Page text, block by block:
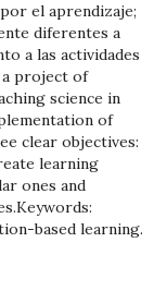
el aprendizaje;
diferentes a
a las actividades
a project of
science in
of
clear objectives:
learning
ones and
based learning.